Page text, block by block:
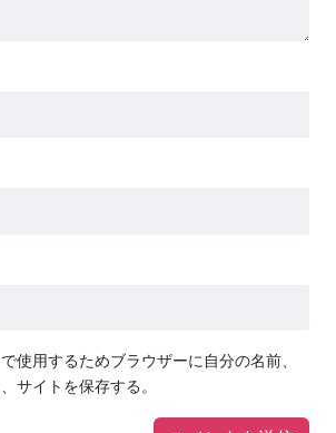
使用するためブラウザーに自分の名前、
サイトを保存する。